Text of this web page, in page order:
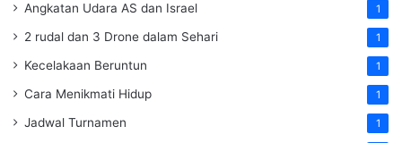
Angkatan Udara AS dan Israel 1
2 rudal dan 3 Drone dalam Sehari 1
Kecelakaan Beruntun 1
Cara Menikmati Hidup 1
Jadwal Turnamen 1